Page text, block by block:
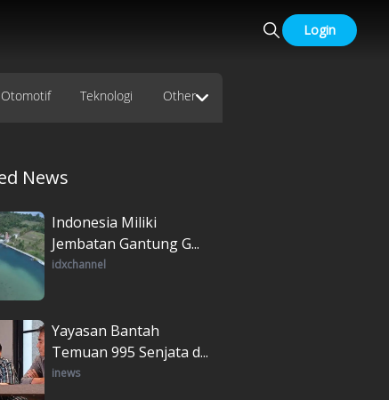
Login
Otomotif Teknologi Other
News
Indonesia Miliki
Jembatan Gantung G...
idxchannel
Yayasan Bantah
Temuan 995 Senjata d...
inews